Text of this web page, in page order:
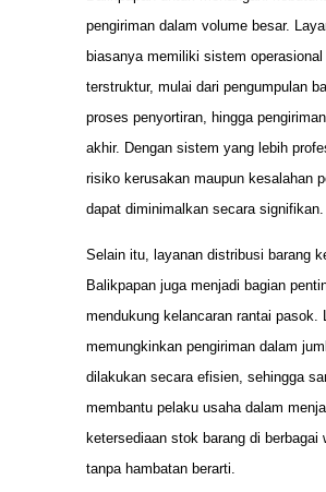
pengiriman dalam volume besar.
biasanya memiliki sistem
terstruktur, mulai dari pengumpulan
proses penyortiran, hingga
akhir. Dengan sistem yang lebih
risiko kerusakan maupun kesalahan
dapat diminimalkan secara signifikan.
Selain itu, layanan distribusi barang
Balikpapan juga menjadi bagian
mendukung kelancaran rantai pasok.
memungkinkan pengiriman dalam
dilakukan secara efisien, sehingga
membantu pelaku usaha dalam
ketersediaan stok barang di berbagai
tanpa hambatan berarti.